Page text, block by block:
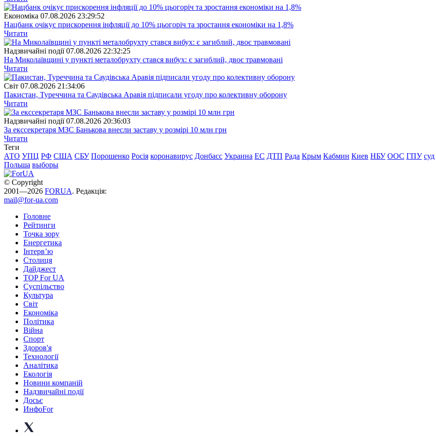
Економіка 07.08.2026 23:29:52
Нацбанк очікує прискорення інфляції до 10% цьогоріч та зростання економіки на 1,8%
Читати
Надзвичайні події 07.08.2026 22:32:25
На Миколаївщині у пункті металобрухту стався вибух: є загиблий, двоє травмовані
Читати
Свiт 07.08.2026 21:34:06
Пакистан, Туреччина та Саудівська Аравія підписали угоду про колективну оборону
Читати
Надзвичайні події 07.08.2026 20:36:03
За екссекретаря МЗС Банькова внесли заставу у розмірі 10 млн грн
Читати
Теги
АТО УПЦ РФ США СБУ Порошенко Росія коронавирус Донбасс Украина ЕС ДТП Рада Крым Кабмин Киев НБУ ООС ГПУ суд
Польша выборы
© Copyright
2001—2026 FORUA. Редакція:
mail@for-ua.com
Головне
Рейтинги
Точка зору
Енергетика
Інтерв’ю
Столиця
Дайджест
TOP For UA
Суспiльство
Культура
Світ
Економіка
Політика
Війна
Спорт
Здоров'я
Технології
Аналітика
Екологія
Новини компаній
Надзвичайні події
Досьє
ИнфоFor